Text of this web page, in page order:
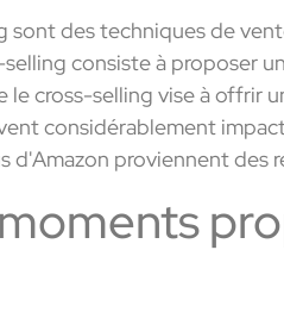
sont des techniques de
consiste à proposer
le cross-selling vise à offrir
considérablement
d'Amazon proviennent